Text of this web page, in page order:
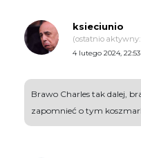
ksieciunio
(ostatnio aktywny:
4 lutego 2024, 22:53
Brawo Charles tak dalej,
zapomnieć o tym